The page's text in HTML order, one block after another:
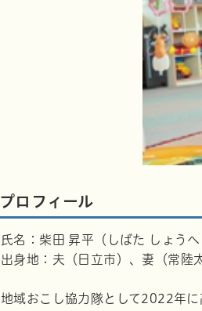
プロフィール
氏名：柴田 昇平（しばた しょう
出身地：夫（日立市）、妻（常陸
地域おこし協力隊として2022年